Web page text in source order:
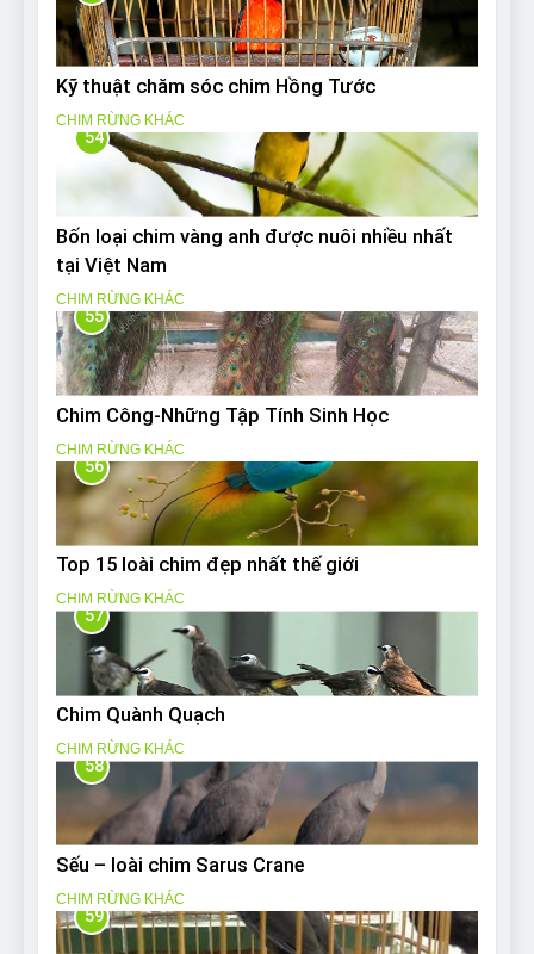
Kỹ thuật chăm sóc chim Hồng Tước
CHIM RỪNG KHÁC
54
Bốn loại chim vàng anh được nuôi nhiều nhất
tại Việt Nam
CHIM RỪNG KHÁC
55
Chim Công-Những Tập Tính Sinh Học
CHIM RỪNG KHÁC
56
Top 15 loài chim đẹp nhất thế giới
CHIM RỪNG KHÁC
57
Chim Quành Quạch
CHIM RỪNG KHÁC
58
Sếu – loài chim Sarus Crane
CHIM RỪNG KHÁC
59